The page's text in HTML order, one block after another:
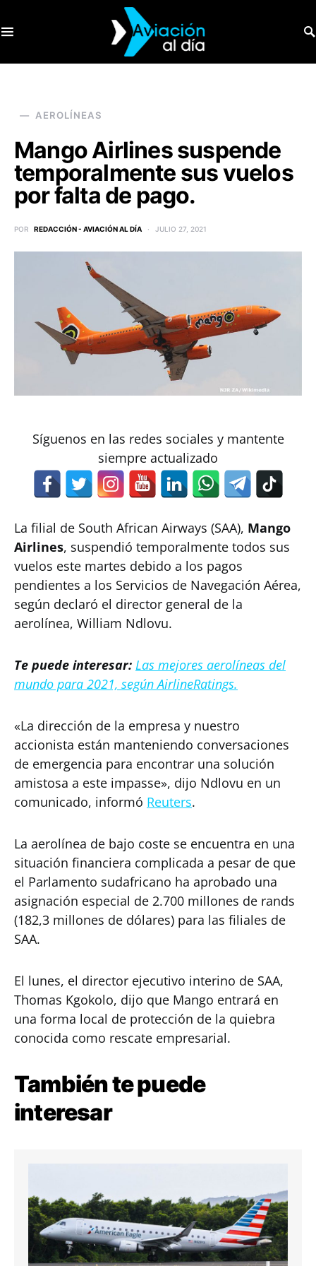
AEROLÍNEAS
Mango Airlines suspende
temporalmente sus vuelos
por falta de pago.
POR REDACCIÓN - AVIACIÓN AL DÍA JULIO 27, 2021
Síguenos en las redes sociales y mantente
siempre actualizado
La filial de South African Airways (SAA), Mango
Airlines, suspendió temporalmente todos sus
vuelos este martes debido a los pagos
pendientes a los Servicios de Navegación Aérea,
según declaró el director general de la
aerolínea, William Ndlovu.
Te puede interesar: Las mejores aerolíneas del
mundo para 2021, según AirlineRatings.
«La dirección de la empresa y nuestro
accionista están manteniendo conversaciones
de emergencia para encontrar una solución
amistosa a este impasse», dijo Ndlovu en un
comunicado, informó Reuters.
La aerolínea de bajo coste se encuentra en una
situación financiera complicada a pesar de que
el Parlamento sudafricano ha aprobado una
asignación especial de 2.700 millones de rands
(182,3 millones de dólares) para las filiales de
SAA.
El lunes, el director ejecutivo interino de SAA,
Thomas Kgokolo, dijo que Mango entrará en
una forma local de protección de la quiebra
conocida como rescate empresarial.
También te puede
interesar